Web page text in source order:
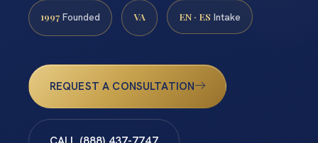
1997 Founded VA EN · ES Intake
REQUEST A CONSULTATION